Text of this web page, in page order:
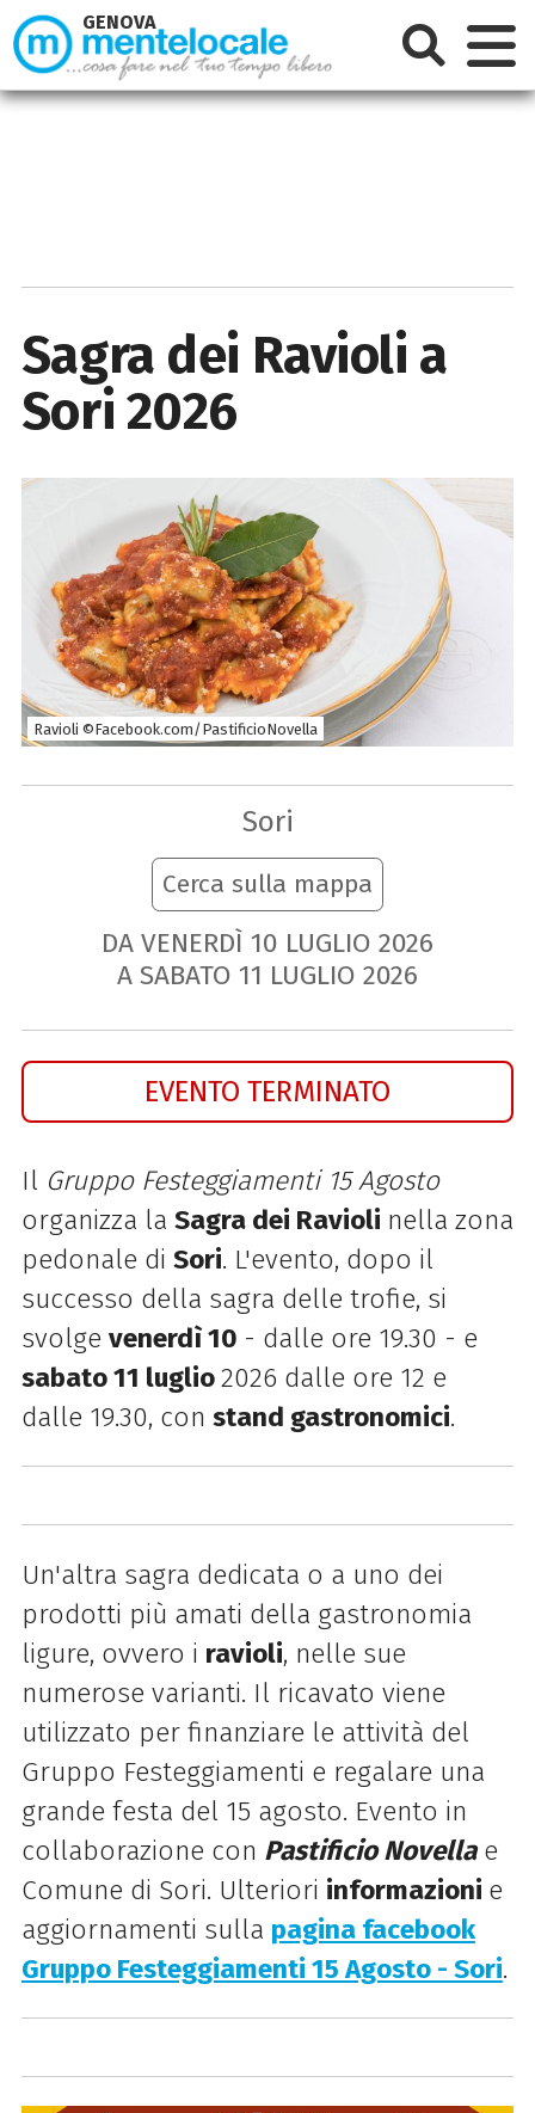
Sagra dei Ravioli a
Sori 2026
Ravioli ©Facebook.com/PastificioNovella
Sori
Cerca sulla mappa
DA VENERDÌ 10 LUGLIO 2026
A SABATO 11 LUGLIO 2026
EVENTO TERMINATO
Il Gruppo Festeggiamenti 15 Agosto
organizza la Sagra dei Ravioli nella zona
pedonale di Sori. L'evento, dopo il
successo della sagra delle trofie, si
svolge venerdì 10 - dalle ore 19.30 - e
sabato 11 luglio2026 dalle ore 12 e
dalle 19.30, con stand gastronomici.
Un'altra sagra dedicata o a uno dei
prodotti più amati della gastronomia
ligure, ovvero i ravioli, nelle sue
numerose varianti. Il ricavato viene
utilizzato per finanziare le attività del
Gruppo Festeggiamenti e regalare una
grande festa del 15 agosto. Evento in
collaborazione con Pastificio Novellae
Comune di Sori. Ulteriori informazioni e
aggiornamenti sulla pagina facebook
Gruppo Festeggiamenti 15 Agosto - Sori.
GENOVA